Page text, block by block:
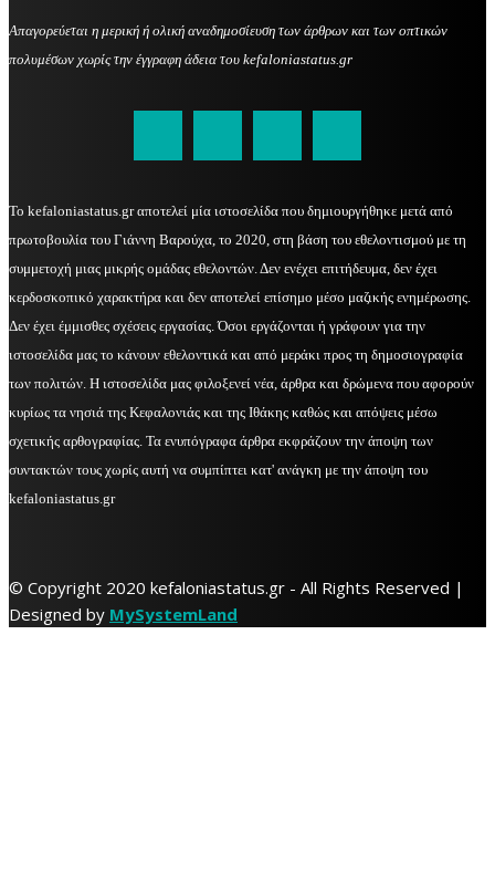
Απαγορεύεται η μερική ή ολική αναδημοσίευση των άρθρων και των οπτικών
πολυμέσων χωρίς την έγγραφη άδεια του kefaloniastatus.gr
Το kefaloniastatus.gr αποτελεί μία ιστοσελίδα που δημιουργήθηκε μετά από
πρωτοβουλία του Γιάννη Βαρούχα, το 2020, στη βάση του εθελοντισμού με τη
συμμετοχή μιας μικρής ομάδας εθελοντών. Δεν ενέχει επιτήδευμα, δεν έχει
κερδοσκοπικό χαρακτήρα και δεν αποτελεί επίσημο μέσο μαζικής ενημέρωσης.
Δεν έχει έμμισθες σχέσεις εργασίας. Όσοι εργάζονται ή γράφουν για την
ιστοσελίδα μας το κάνουν εθελοντικά και από μεράκι προς τη δημοσιογραφία
των πολιτών. Η ιστοσελίδα μας φιλοξενεί νέα, άρθρα και δρώμενα που αφορούν
κυρίως τα νησιά της Κεφαλονιάς και της Ιθάκης καθώς και απόψεις μέσω
σχετικής αρθογραφίας. Τα ενυπόγραφα άρθρα εκφράζουν την άποψη των
συντακτών τους χωρίς αυτή να συμπίπτει κατ' ανάγκη με την άποψη του
kefaloniastatus.gr
© Copyright 2020 kefaloniastatus.gr - All Rights Reserved |
Designed by MySystemLand